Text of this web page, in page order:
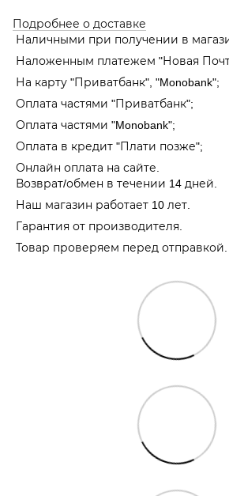
Подробнее о доставке
Наличными при получении в
Наложенным платежем "Новая
На карту "Приватбанк", "Monobank";
Оплата частями "Приватбанк";
Оплата частями "Monobank";
Оплата в кредит "Плати позже";
Онлайн оплата на сайте.
Возврат/обмен в течении 14 дней.
Наш магазин работает 10 лет.
Гарантия от производителя.
Товар проверяем перед отправкой.